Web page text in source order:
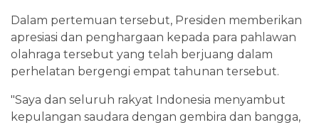
Dalam pertemuan tersebut, Presiden memberikan
apresiasi dan penghargaan kepada para pahlawan
olahraga tersebut yang telah berjuang dalam
perhelatan bergengi empat tahunan tersebut.
"Saya dan seluruh rakyat Indonesia menyambut
kepulangan saudara dengan gembira dan bangga,